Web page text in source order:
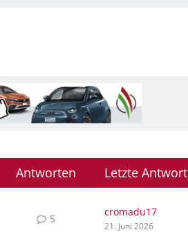
Antworten
Letzte Antwort
5
cromadu17
21. Juni 2026